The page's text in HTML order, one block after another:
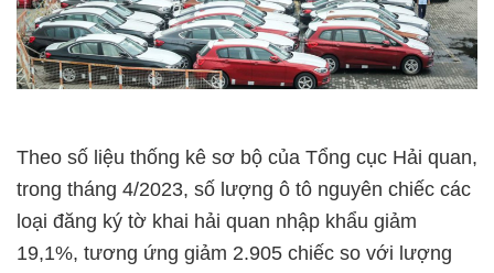
Theo số liệu thống kê sơ bộ của Tổng cục Hải quan,
trong tháng 4/2023, số lượng ô tô nguyên chiếc các
loại đăng ký tờ khai hải quan nhập khẩu giảm
19,1%, tương ứng giảm 2.905 chiếc so với lượng